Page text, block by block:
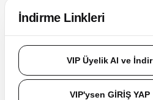
İndirme Linkleri
VIP Üyelik Al ve İndir
VIP'ysen GİRİŞ YAP